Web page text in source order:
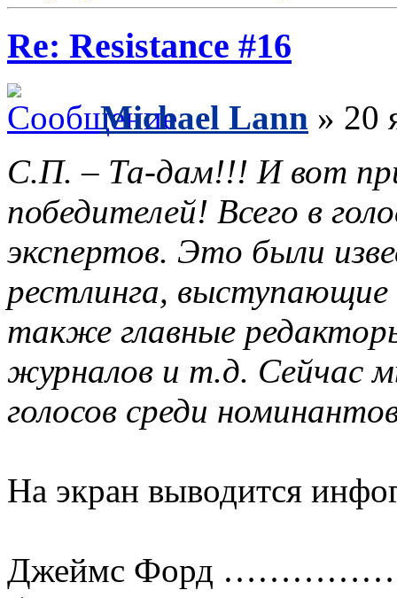
Re: Resistance #16
Michael Lann » 20
С.П. – Та-дам!!! И вот
победителей! Всего в
экспертов. Это были
рестлинга,
также главные
журналов и т.д. Сейчас
голосов среди
На экран выводится
Джеймс Форд